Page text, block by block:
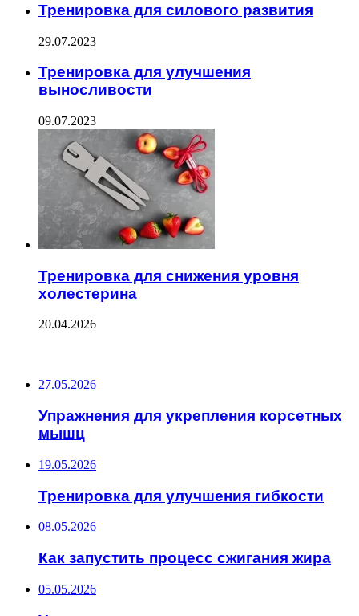
Тренировка для силового развития
29.07.2023
Тренировка для улучшения
выносливости
09.07.2023
Тренировка для снижения уровня
холестерина
20.04.2026
27.05.2026
Упражнения для укрепления корсетных
мышц
19.05.2026
Тренировка для улучшения гибкости
08.05.2026
Как запустить процесс сжигания жира
05.05.2026